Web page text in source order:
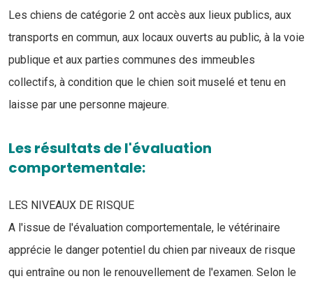
Les chiens de catégorie 2 ont accès aux lieux publics, aux
transports en commun, aux locaux ouverts au public, à la voie
publique et aux parties communes des immeubles
collectifs, à condition que le chien soit muselé et tenu en
laisse par une personne majeure.
Les résultats de l'évaluation
comportementale:
LES NIVEAUX DE RISQUE
A l'issue de l'évaluation comportementale, le vétérinaire
apprécie le danger potentiel du chien par niveaux de risque
qui entraîne ou non le renouvellement de l'examen. Selon le